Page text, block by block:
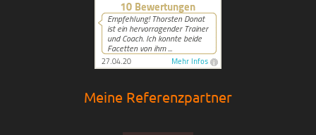
Meine Referenzpartner